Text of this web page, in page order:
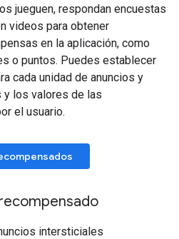
jueguen, respondan encuestas
videos para obtener
en la aplicación, como
o puntos. Puedes establecer
cada unidad de anuncios y
los valores de las
el usuario.
intersticiales